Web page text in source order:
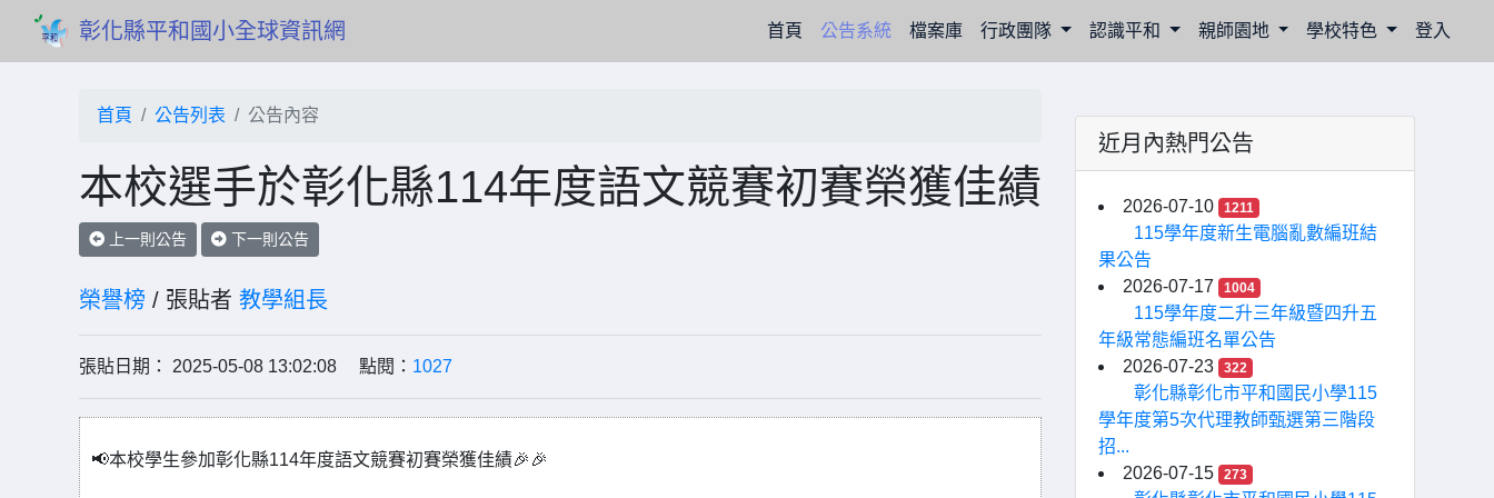
彰化縣平和國小全球資訊網 首頁 (current)
公告系統 檔案庫 行政團隊 認識平和 親師園地 學校特色 登入
首頁 公告列表 公告內容
本校選手於彰化縣114年度語文競賽初賽榮獲佳績
上一則公告 下一則公告
榮譽榜 / 張貼者 教學組長
張貼日期： 2025-05-08 13:02:08 點閱： 1027
📢本校學生參加彰化縣114年度語文競賽初賽榮獲佳績🎉🎉
近月內熱門公告
2026-07-10 1211
115學年度新生電腦亂數編班結
果公告
2026-07-17
1004
115學年度二升三年級暨四升五
年級常態編班名單公告
2026-07-23
322
彰化縣彰化市平和國民小學115
學年度第5次代理教師甄選第三階段
招...
2026-07-15
273